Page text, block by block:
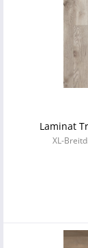
Laminat
XL-